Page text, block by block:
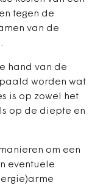
tegen de
van de
hand van de
worden wat
is op zowel het
op de diepte en
om een
eventuele